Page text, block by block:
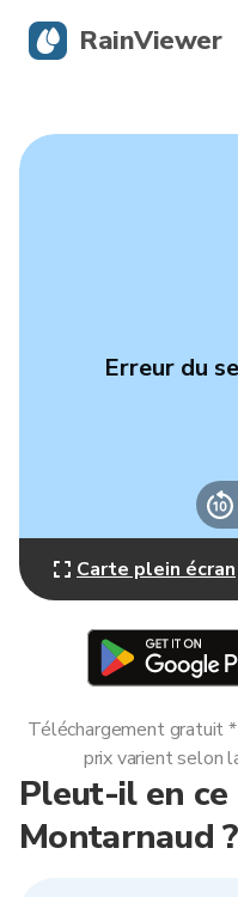
Erreur du
Carte plein écran
Pleut-il en
Montarnaud ?
Téléchargement gratuit
prix varient selon
RainViewer